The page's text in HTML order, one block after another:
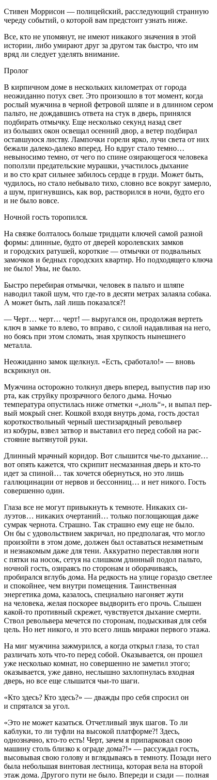
Стивен Моррисон — полицейский, расследующий странную
череду событий, о кото­рой вам предстоит узнать ниже.
Все, кто не упомянут, не имеют никакого значения в этой
истории, либо умирают друг за другом так быстро, что им
вряд ли следует уделять внимание.
Пролог
В кирпичном доме в нескольких километрах от города
неожиданно потух свет. Это произошло в тот момент, ког­да
рослый мужчина в черной фетровой шляпе и в длин­ном сером
пальто, не дождавшись ответа на стук в дверь, принялся
подбирать отмычку. Еще несколько секунд на­зад свет
из больших окон освещал осенний двор, а ветер подбирал
оставшуюся листву. Лампочки горели ярко, лучи света от них
бежали далеко-далеко вперед. Но вдруг стало темно…
невыносимо темно, от чего по спине озирающего­ся человека
поползли предательские мурашки, участилось дыхание
и во сто крат сильнее забилось сердце в груди. Может быть,
чудилось, но стало небывало тихо, словно все вокруг замерло,
а шум, пригнувшись, как вор, растворился в ночи, будто его
и не было вовсе.
Ночной гость торопился.
На связке болталось больше тридцати ключей самой разной
формы: длинные, будто от дверей королевских зам­ков
и городских ратушей, короткие — отмычки от подваль­ных
замочков и бедных городских квартир. Но подходяще­го ключа
не было! Увы, не было.
Быстро перебирая отмычки, человек в пальто и шляпе
наводил такой шум, что где-то в десяти метрах залаяла со­бака.
А может быть, лай лишь показался?!
— Черт… черт… черт! — выругался он, продолжая вер­теть
ключ в замке то влево, то вправо, с силой надавливая на него,
но боясь при этом сломать, зная хрупкость нынеш­него
металла.
Неожиданно замок щелкнул. «Есть, сработало!» — вновь
вскрикнул он.
Мужчина осторожно толкнул дверь вперед, выпустив пар изо
рта, как струйку прозрачного белого дыма. Ночью
температура опустилась ниже отметки «„ноль“», и выпал пер­
вый мокрый снег. Кошкой входя внутрь дома, гость достал
короткоствольный черный шестизарядный револьвер
из кобуры, взвел затвор и выставил его перед собой на рас­
стояние вытянутой руки.
Длинный мрачный коридор. Вот слышится чье-то ды­хание…
вот опять кажется, что скрипит несмазанная дверь и кто-то
идет за спиной… так хочется обернуться, но это лишь
галлюцинации от нервов и бессонниц… и нет нико­го. Гость
совершенно один.
Глаза все не могут привыкнуть к темноте. Никаких си­
луэтов… никаких очертаний… только поглощающая даже
сумрак чернота. Страшно. Так страшно ему еще не было.
Он бы с удовольствием закричал, но предполагая, что мог­ло
произойти в этом доме, должен был оставаться незамет­ным
и незнакомым даже для тени. Аккуратно переставляя ноги
с пятки на носок, сетуя на слишком длинный подол пальто,
ночной гость, озираясь по сторонам и оборачива­ясь,
пробирался вглубь дома. На редкость на улице гораздо светлее
и спокойнее, чем внутри помещения. Таинствен­ная
энергетика дома, казалось, специально нагоняет жути
на человека, желая поскорее выдворить его прочь. Слышен
какой-то противный скрежет, чувствуется дыхание смер­ти.
Ствол револьвера мечется по сторонам, подыскивая для себя
цель. Но нет никого, и это всего лишь миражи первого этажа.
На миг мужчина зажмурился, а когда открыл глаза, то стал
различать хоть что-то перед собой. Оказывается, он прошел
уже несколько комнат, но совершенно не заметил этого;
оказывается, уже давно, неслышно захлопнулась входная
дверь, но все еще слышатся чьи-то шаги.
«Кто здесь? Кто здесь?» — дважды про себя спросил он
и спрятался за угол.
«Это не может казаться. Отчетливый звук шагов. То ли
каблуки, то ли туфли на высокой платформе?! Здесь,
однозначно, кто-то есть! Черт, зачем я припарковал свою
машину столь близко к ограде дома?!» — рассуждал гость,
высовывая свою голову и вглядываясь в темноту. Позади него
была небольшая винтовая лестница, которая вела на второй
этаж дома. Другого пути не было. Впереди и сзади — полная